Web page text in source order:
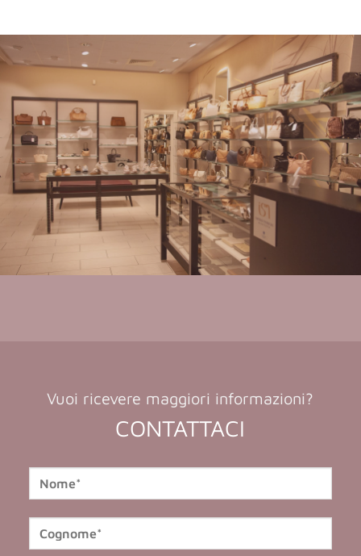
Vuoi ricevere maggiori informazioni?
CONTATTACI